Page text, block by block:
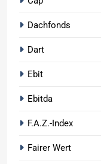
Dachfonds
Dart
Ebit
Ebitda
F.A.Z.-Index
Fairer Wert